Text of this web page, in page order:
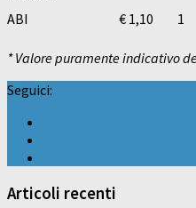
ABI € 1,10 1
* Valore puramente indicativo
Seguici:
Articoli recenti